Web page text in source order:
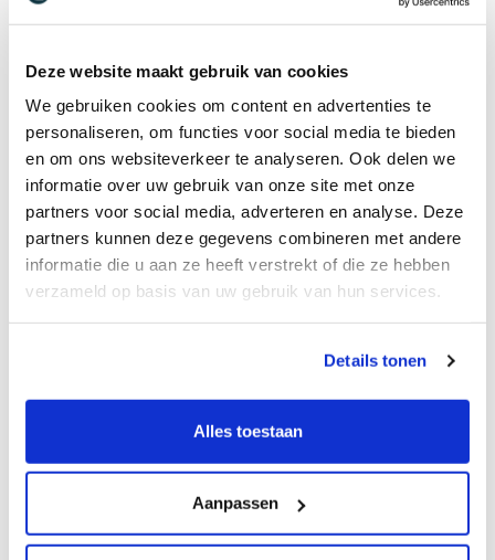
Deze website maakt gebruik van cookies
We gebruiken cookies om content en advertenties te
personaliseren, om functies voor social media te bieden
en om ons websiteverkeer te analyseren. Ook delen we
informatie over uw gebruik van onze site met onze
partners voor social media, adverteren en analyse. Deze
partners kunnen deze gegevens combineren met andere
informatie die u aan ze heeft verstrekt of die ze hebben
verzameld op basis van uw gebruik van hun services.
Details tonen
Alles toestaan
Aanpassen
structuur
Je werkt zelfstandig, maar bent onderdeel
van een klein en fijn team.
Wie zoeken wij?
Wij zoeken een medewerker met ervaring in de
Ervaring in de varkenshouderij of veehouderij
Rustige en nuchtere werkwijze